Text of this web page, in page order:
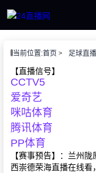
播
事
当前位置:首页 足球直播
【直播信号】
CCTV5
爱奇艺
咪咕体育
腾讯体育
PP体育
【赛事预告】：兰州
西崇德荣海直播在线看